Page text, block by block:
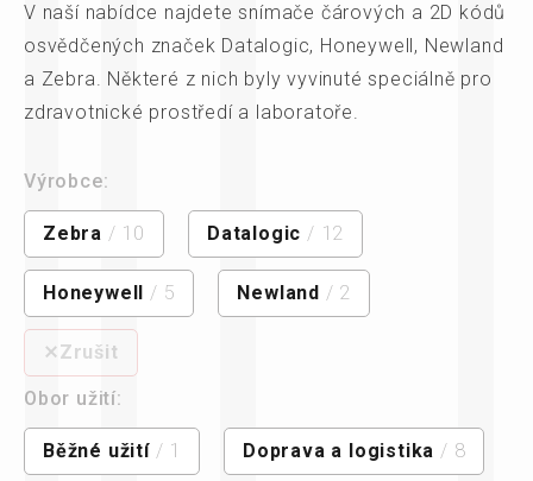
V naší nabídce najdete snímače čárových a 2D kódů
osvědčených značek Datalogic, Honeywell, Newland
a Zebra. Některé z nich byly vyvinuté speciálně pro
zdravotnické prostředí a laboratoře.
Výrobce:
Zebra / 10 Datalogic / 12
Honeywell / 5 Newland / 2
⨯Zrušit
Obor užití:
Běžné užití/ 1 Doprava a logistika / 8